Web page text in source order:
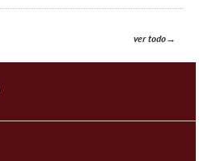
ver todo